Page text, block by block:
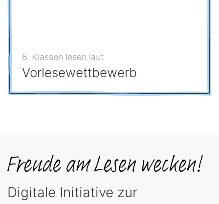
6. Klassen lesen laut
Vorlesewettbewerb
Digitale Initiative zur